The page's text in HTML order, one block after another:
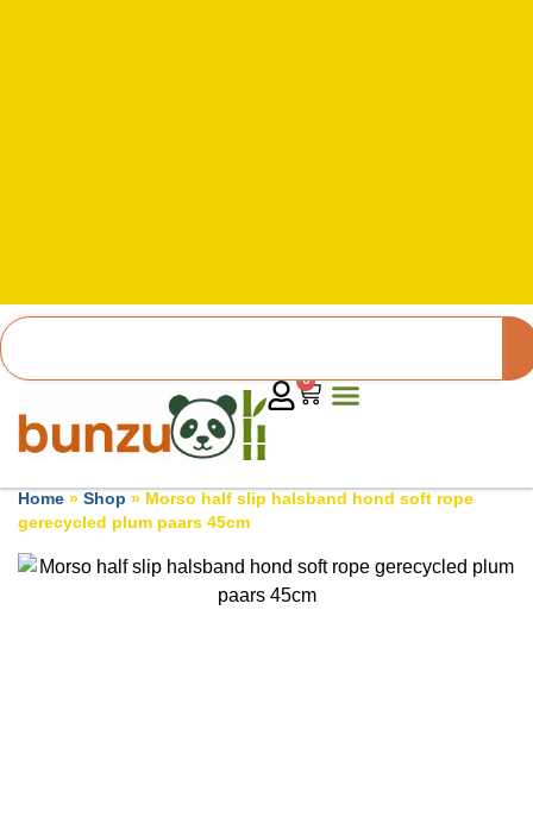
0
Home » Shop » Morso half slip halsband hond soft rope
gerecycled plum paars 45cm